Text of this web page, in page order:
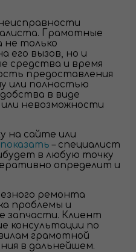
Грамотные
не только
его вызов, но и
средства и время
предоставления
или полностью
в виде
невозможности
на сайте или
показать – специалист
в любую точку
определит и
ремонта
проблемы и
запчасти. Клиент
консультации по
грамотной
в дальнейшем.